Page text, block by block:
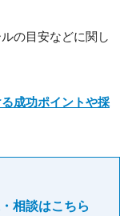
の目安などに関し
成功ポイントや採
相談はこちら